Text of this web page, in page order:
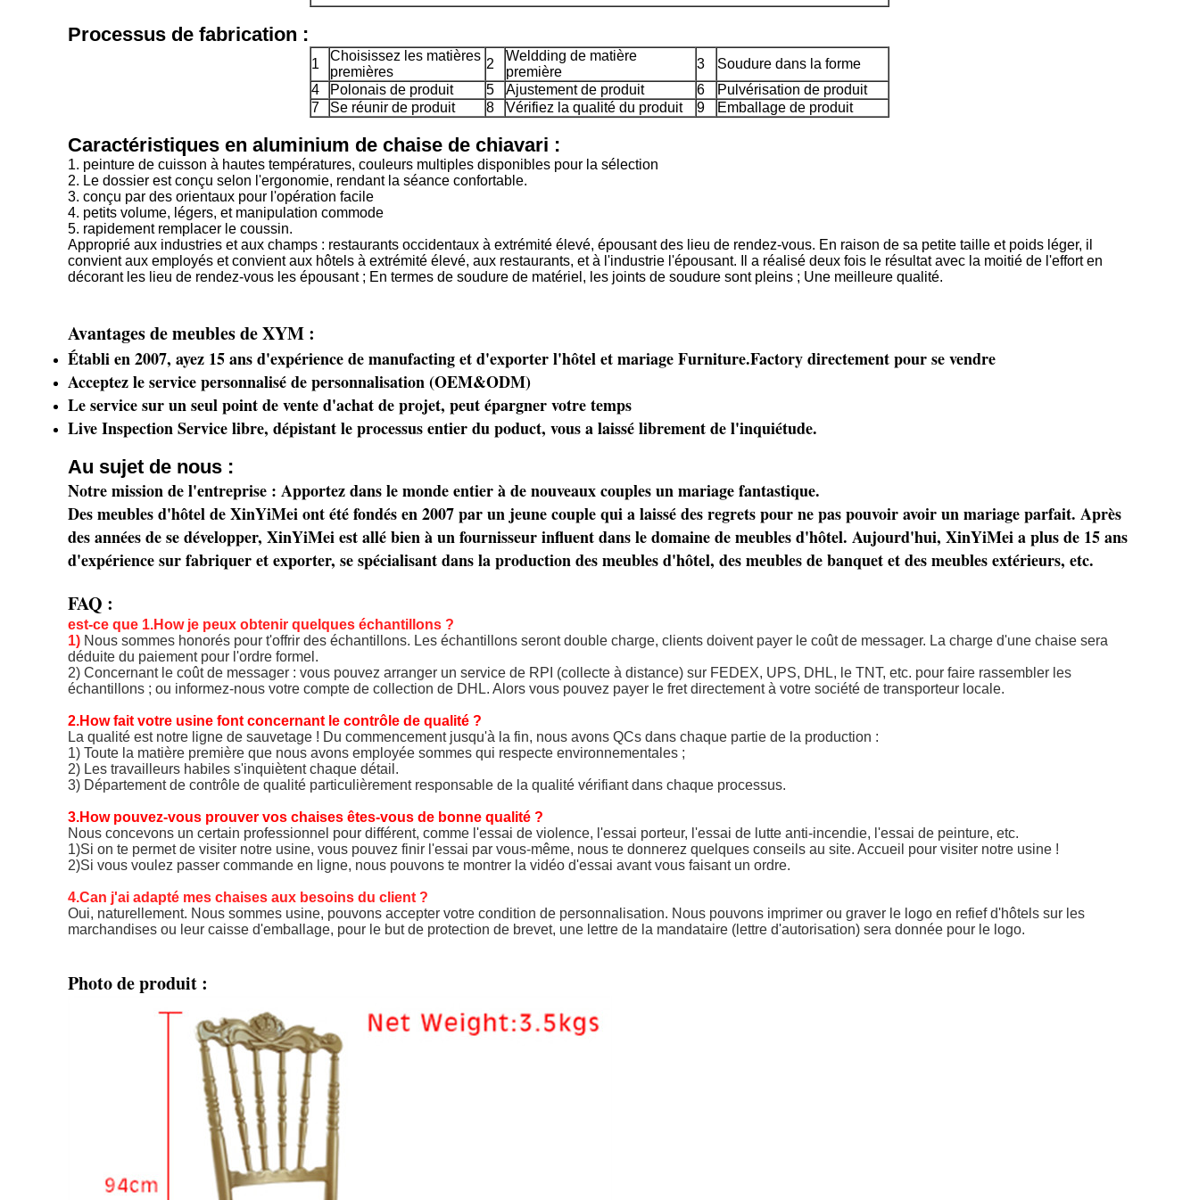
Processus de fabrication :
1
Choisissez les matières
premières
2
Weldding de matière
première
3
Soudure dans la forme
4
Polonais de produit 5 Ajustement de produit 6
Pulvérisation de produit
7
Se réunir de produit 8 Vérifiez la qualité du produit 9 Emballage de produit
Caractéristiques en aluminium de chaise de chiavari :
1. peinture de cuisson à hautes températures, couleurs multiples disponibles pour la sélection
2. Le dossier est conçu selon l'ergonomie, rendant la séance confortable.
3. conçu par des orientaux pour l'opération facile
4. petits volume, légers, et manipulation commode
5. rapidement remplacer le coussin.
Approprié aux industries et aux champs : restaurants occidentaux à extrémité élevé, épousant des lieu de rendez-vous. En raison de sa petite taille et poids léger, il
convient aux employés et convient aux hôtels à extrémité élevé, aux restaurants, et à l'industrie l'épousant. Il a réalisé deux fois le résultat avec la moitié de l'effort en
décorant les lieu de rendez-vous les épousant ; En termes de soudure de matériel, les joints de soudure sont pleins ; Une meilleure qualité.
Avantages de meubles de XYM :
Établi en 2007, ayez 15 ans d'expérience de manufacting et d'exporter l'hôtel et mariage Furniture.Factory directement pour se vendre
Acceptez le service personnalisé de personnalisation (OEM&ODM)
Le service sur un seul point de vente d'achat de projet, peut épargner votre temps
Live Inspection Service libre, dépistant le processus entier du poduct, vous a laissé librement de l'inquiétude.
Au sujet de nous :
Notre mission de l'entreprise : Apportez dans le monde entier à de nouveaux couples un mariage fantastique.
Des meubles d'hôtel de XinYiMei ont été fondés en 2007 par un jeune couple qui a laissé des regrets pour ne pas pouvoir avoir un mariage parfait. Après
des années de se développer, XinYiMei est allé bien à un fournisseur influent dans le domaine de meubles d'hôtel. Aujourd'hui, XinYiMei a plus de 15 ans
d'expérience sur fabriquer et exporter, se spécialisant dans la production des meubles d'hôtel, des meubles de banquet et des meubles extérieurs, etc.
FAQ :
est-ce que 1.How je peux obtenir quelques échantillons ?
1) Nous sommes honorés pour t'offrir des échantillons. Les échantillons seront double charge, clients doivent payer le coût de messager. La charge d'une chaise sera
déduite du paiement pour l'ordre formel.
2) Concernant le coût de messager : vous pouvez arranger un service de RPI (collecte à distance) sur FEDEX, UPS, DHL, le TNT, etc. pour faire rassembler les
échantillons ; ou informez-nous votre compte de collection de DHL. Alors vous pouvez payer le fret directement à votre société de transporteur locale.
2.How fait votre usine font concernant le contrôle de qualité ?
La qualité est notre ligne de sauvetage ! Du commencement jusqu'à la fin, nous avons QCs dans chaque partie de la production :
1) Toute la matière première que nous avons employée sommes qui respecte environnementales ;
2) Les travailleurs habiles s'inquiètent chaque détail.
3) Département de contrôle de qualité particulièrement responsable de la qualité vérifiant dans chaque processus.
3.How pouvez-vous prouver vos chaises êtes-vous de bonne qualité ?
Nous concevons un certain professionnel pour différent, comme l'essai de violence, l'essai porteur, l'essai de lutte anti-incendie, l'essai de peinture, etc.
1)Si on te permet de visiter notre usine, vous pouvez finir l'essai par vous-même, nous te donnerez quelques conseils au site. Accueil pour visiter notre usine !
2)Si vous voulez passer commande en ligne, nous pouvons te montrer la vidéo d'essai avant vous faisant un ordre.
4.Can j'ai adapté mes chaises aux besoins du client ?
Oui, naturellement. Nous sommes usine, pouvons accepter votre condition de personnalisation. Nous pouvons imprimer ou graver le logo en refief d'hôtels sur les
marchandises ou leur caisse d'emballage, pour le but de protection de brevet, une lettre de la mandataire (lettre d'autorisation) sera donnée pour le logo.
Photo de produit :